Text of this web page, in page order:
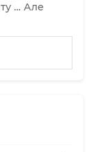
… Але